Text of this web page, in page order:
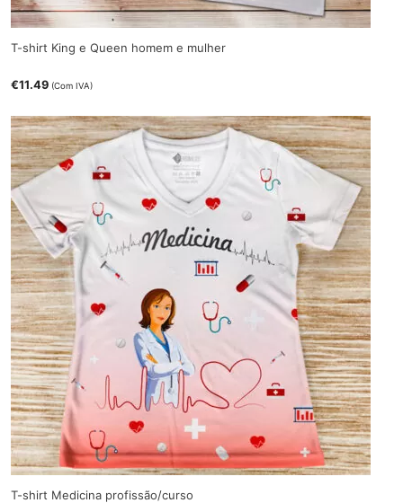
T-shirt King e Queen homem e mulher
€11.49 (Com IVA)
T-shirt Medicina profissão/curso